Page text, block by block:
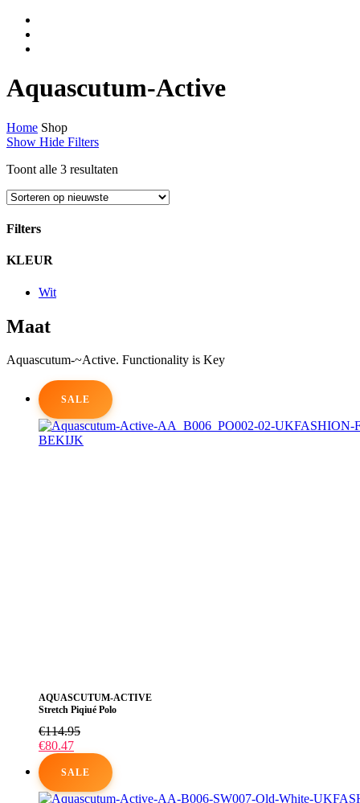
Aquascutum-Active
Home Shop
Show Hide Filters
Toont alle 3 resultaten
nieuwste
Filters
Close
KLEUR
Wit
Maat
Aquascutum-~Active. Functionality is Key
SALE
BEKIJK
AQUASCUTUM-ACTIVE
Stretch Piqiué Polo
€114.95
€80.47
SALE